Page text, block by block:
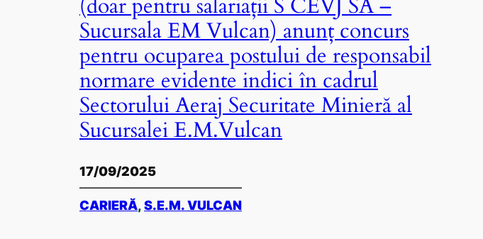
(doar pentru salariații S CEVJ SA –
Sucursala EM Vulcan) anunț concurs
pentru ocuparea postului de responsabil
normare evidente indici în cadrul
Sectorului Aeraj Securitate Minieră al
Sucursalei E.M.Vulcan
17/09/2025
CARIERĂ, S.E.M. VULCAN